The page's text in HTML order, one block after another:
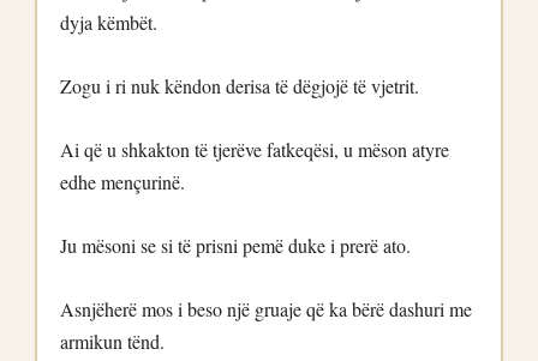
dyja këmbët.
Zogu i ri nuk këndon derisa të dëgjojë të vjetrit.
Ai që u shkakton të tjerëve fatkeqësi, u mëson atyre
edhe mençurinë.
Ju mësoni se si të prisni pemë duke i prerë ato.
Asnjëherë mos i beso një gruaje që ka bërë dashuri me
armikun tënd.